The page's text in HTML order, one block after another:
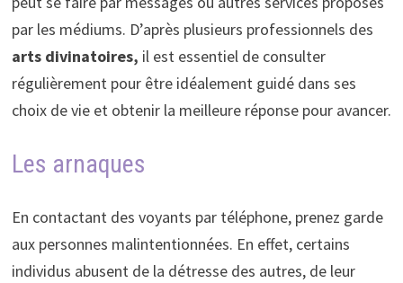
par les médiums. D’après plusieurs professionnels des
arts divinatoires, il est essentiel de consulter
régulièrement pour être idéalement guidé dans ses
choix de vie et obtenir la meilleure réponse pour avancer.
Les arnaques
En contactant des voyants par téléphone, prenez garde
aux personnes malintentionnées. En effet, certains
individus abusent de la détresse des autres, de leur